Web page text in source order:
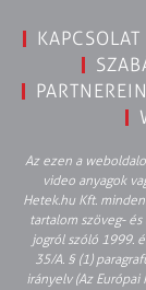
KAPCSOLAT
Az ezen a
video anyagok
Hetek.hu Kft.
tartalom szöveg- és
jogról szóló 1999.
35/A. § (1)
irányelv (Az Európai